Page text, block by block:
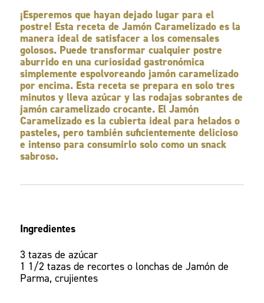
¡Esperemos que hayan dejado lugar para el
postre! Esta receta de Jamón Caramelizado es la
manera ideal de satisfacer a los comensales
golosos. Puede transformar cualquier postre
aburrido en una curiosidad gastronómica
simplemente espolvoreando jamón caramelizado
por encima. Esta receta se prepara en solo tres
minutos y lleva azúcar y las rodajas sobrantes de
jamón caramelizado crocante. El Jamón
Caramelizado es la cubierta ideal para helados o
pasteles, pero también suficientemente delicioso
e intenso para consumirlo solo como un snack
sabroso.
Ingredientes
3 tazas de azúcar
1 1/2 tazas de recortes o lonchas de Jamón de
Parma, crujientes